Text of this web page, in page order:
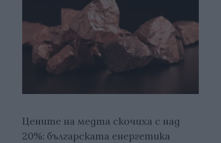
Цените на медта скочиха с над
20%: българската енергетика